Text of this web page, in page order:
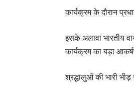
कार्यक्रम के दौरान
इसके अलावा भारतीय
कार्यक्रम का बड़ा
श्रद्धालुओं की भारी